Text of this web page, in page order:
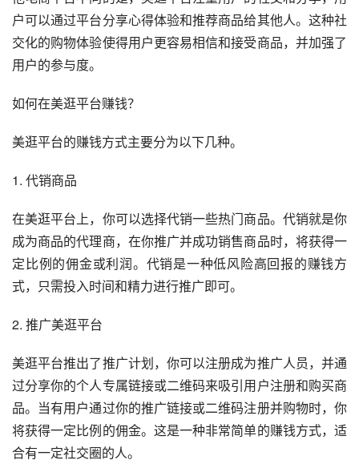
户可以通过平台分享心得体验和推荐商品给其他人。这种社
交化的购物体验使得用户更容易相信和接受商品，并加强了
用户的参与度。
如何在美逛平台赚钱？
美逛平台的赚钱方式主要分为以下几种。
1. 代销商品
在美逛平台上，你可以选择代销一些热门商品。代销就是你
成为商品的代理商，在你推广并成功销售商品时，将获得一
定比例的佣金或利润。代销是一种低风险高回报的赚钱方
式，只需投入时间和精力进行推广即可。
2. 推广美逛平台
美逛平台推出了推广计划，你可以注册成为推广人员，并通
过分享你的个人专属链接或二维码来吸引用户注册和购买商
品。当有用户通过你的推广链接或二维码注册并购物时，你
将获得一定比例的佣金。这是一种非常简单的赚钱方式，适
合有一定社交圈的人。